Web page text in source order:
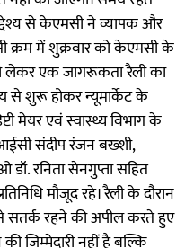
से केएमसी ने व्यापक और
क्रम में शुक्रवार को केएमसी के
लेकर एक जागरूकता रैली का
से शुरू होकर न्यूमार्केट के
मेयर एवं स्वास्थ्य विभाग के
संदीप रंजन बख्शी,
रनिता सेनगुप्ता सहित
मौजूद रहे। रैली के दौरान
सतर्क रहने की अपील करते हुए
जिम्मेदारी नहीं है बल्कि